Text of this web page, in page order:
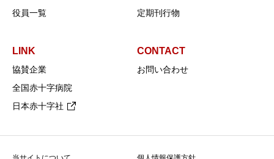
役員一覧
定期刊行物
LINK
協賛企業
全国赤十字病院
日本赤十字社
CONTACT
お問い合わせ